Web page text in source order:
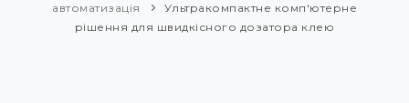
автоматизація
Ультракомпактне комп'ютерне
рішення для швидкісного дозатора клею